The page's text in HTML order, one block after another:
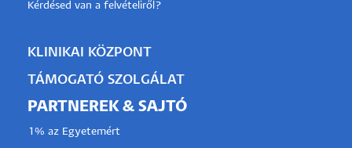
Kérdésed van a felvételiről?
KLINIKAI KÖZPONT
TÁMOGATÓ SZOLGÁLAT
PARTNEREK & SAJTÓ
1% az Egyetemért